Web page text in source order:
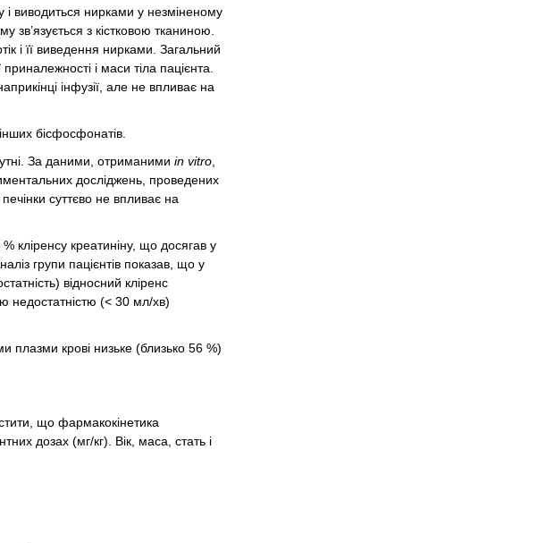
і виводиться нирками у незміненому
з кістковою тканиною.
і її виведення нирками. Загальний
і маси тіла пацієнта.
інфузії, але не впливає на
бісфосфонатів.
За даними, отриманими in vitro
досліджень, проведених
суттєво не впливає на
кліренсу креатиніну, що досягав у
групи пацієнтів показав, що у
відносний кліренс
недостатністю (< 30 мл/хв)
плазми крові низьке (близько 56 %)
що фармакокінетика
дозах (мг/кг). Вік, маса, стать і